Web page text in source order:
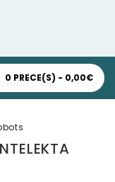
0 PRECE(S) - 0,00€